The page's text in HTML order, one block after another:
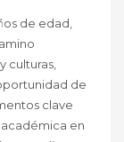
de edad,
culturas,
de
clave
en